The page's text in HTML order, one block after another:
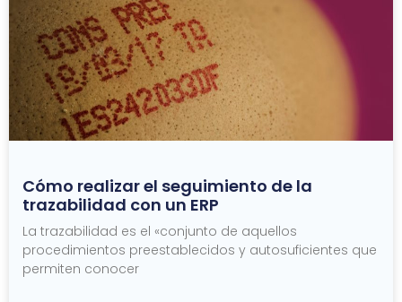
Cómo realizar el seguimiento de la
trazabilidad con un ERP
La trazabilidad es el «conjunto de aquellos
procedimientos preestablecidos y autosuficientes que
permiten conocer